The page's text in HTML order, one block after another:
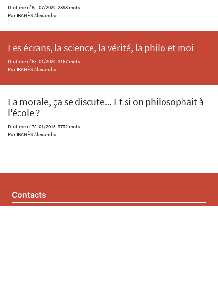
Diotime n°85, 07/2020, 2393 mots
Par IBANÈS Alexandra
Les écrans, la science, la vérité, la philo et moi
Diotime n°83, 01/2020, 3167 mots
Par IBANÈS Alexandra
La morale, ça se discute... Et si on philosophait à
l'école ?
Diotime n°75, 01/2018, 5752 mots
Par IBANÈS Alexandra
Contacts